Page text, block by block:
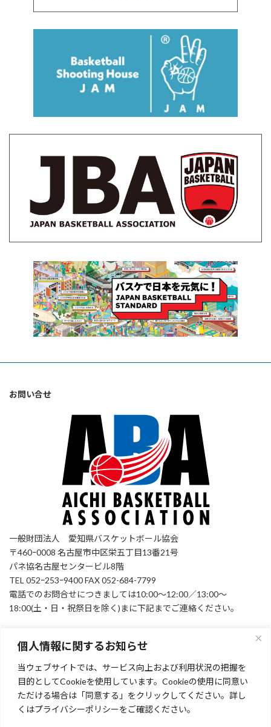
個人情報に関するお知らせ
当ウェブサイトでは、サービス向上および利用状況の把握を
目的としてCookieを使用しています。Cookieの使用に同意い
ただける場合は「同意する」をクリックしてください。詳し
くはプライバシーポリシーをご確認ください。
お問い合せ
一般財団法人 愛知県バスケットボール協会
〒460ｰ0008 名古屋市中区栄五丁目13番21号
パネ協名古屋センタービル8階
TEL 052ｰ253ｰ9400 FAX 052-684-7799
電話でのお問合せにつきましては10:00～12:00／13:00～
18:00(土・日・祝祭日を除く)まに下記までご連絡ください。
お問い合わせ
Facebook
[instagram-feed feed=1]